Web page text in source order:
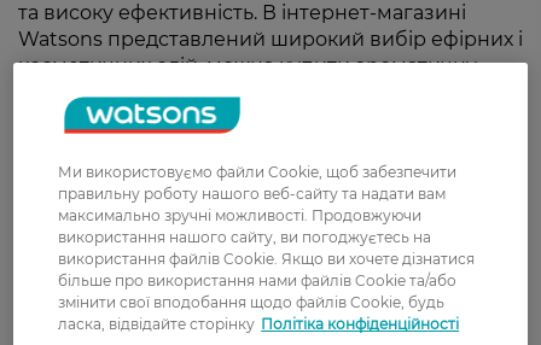
та високу ефективність. В інтернет-магазині
Watsons представлений широкий вибір ефірних і
косметичних олій. можна купити ароматичну
олію та ефірну олію з різних рослин із різними
властивостями: заспокійливими,
відновлювальними.
Ефірні олії — природні ліки
Ефірна олія — це летюча органічна речовина,
одержувана з певних рослин (у листі, корінні,
квітках, насінні, плодах в яких присутні леткі
Ми використовуємо файли Cookie, щоб забезпечити
правильну роботу нашого веб-сайту та надати вам
максимально зручні можливості. Продовжуючи
використання нашого сайту, ви погоджуєтесь на
використання файлів Cookie. Якщо ви хочете дізнатися
більше про використання нами файлів Cookie та/або
змінити свої вподобання щодо файлів Cookie, будь
ласка, відвідайте сторінку Політіка конфіденційності